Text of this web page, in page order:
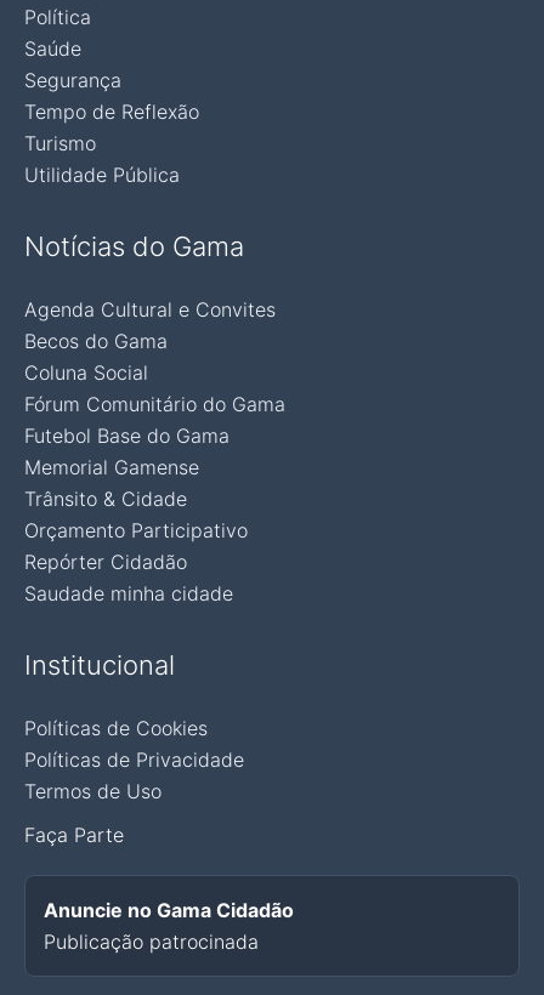
Política
Saúde
Segurança
Tempo de Reflexão
Turismo
Utilidade Pública
Notícias do Gama
Agenda Cultural e Convites
Becos do Gama
Coluna Social
Fórum Comunitário do Gama
Futebol Base do Gama
Memorial Gamense
Trânsito & Cidade
Orçamento Participativo
Repórter Cidadão
Saudade minha cidade
Institucional
Políticas de Cookies
Políticas de Privacidade
Termos de Uso
Faça Parte
Anuncie no Gama Cidadão
Publicação patrocinada